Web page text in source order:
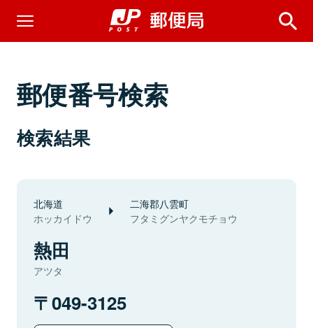
郵便番号検索
検索結果
北海道
ホッカイドウ
二海郡八雲町
フタミグンヤクモチョウ
熱田
アツタ
049-3125